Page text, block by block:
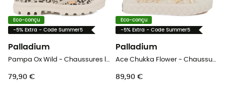
Eco-conçu
-5% Extra - Code Summer5
Palladium
79,90 €
Eco-conçu
-5% Extra - Code Summer5
Palladium
89,90 €